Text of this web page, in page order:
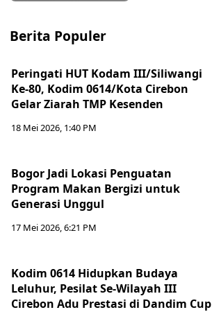
Berita Populer
Peringati HUT Kodam III/Siliwangi
Ke-80, Kodim 0614/Kota Cirebon
Gelar Ziarah TMP Kesenden
18 Mei 2026, 1:40 PM
Bogor Jadi Lokasi Penguatan
Program Makan Bergizi untuk
Generasi Unggul
17 Mei 2026, 6:21 PM
Kodim 0614 Hidupkan Budaya
Leluhur, Pesilat Se-Wilayah III
Cirebon Adu Prestasi di Dandim Cup